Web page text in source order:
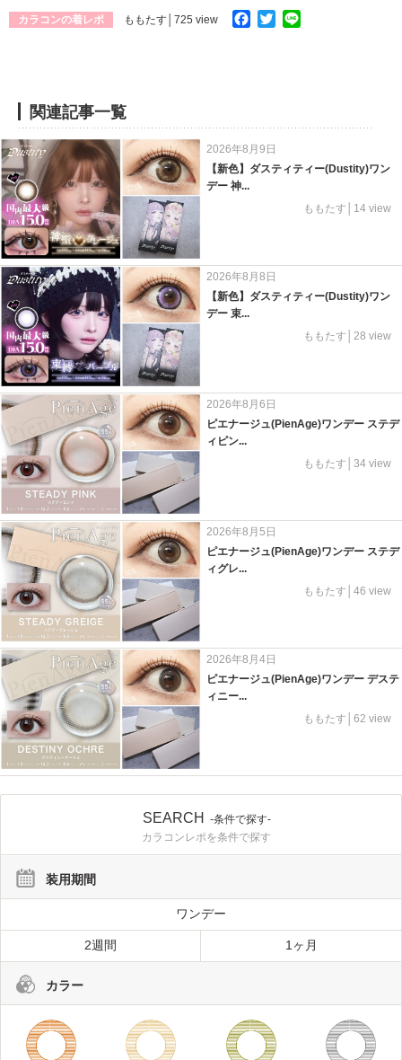
カラコンの着レポ ももたす │725 view Facebook
Twitter
関連記事一覧
2026年8月9日
【新色】ダスティティー(Dustity)ワン
デー 神...
ももたす│14 view
2026年8月8日
【新色】ダスティティー(Dustity)ワン
デー 束...
ももたす│28 view
2026年8月6日
ピエナージュ(PienAge)ワンデー ステデ
ィピン...
ももたす│34 view
2026年8月5日
ピエナージュ(PienAge)ワンデー ステデ
ィグレ...
ももたす│46 view
2026年8月4日
ピエナージュ(PienAge)ワンデー デステ
ィニー...
ももたす│62 view
SEARCH
-条件で探す-
カラコンレポを条件で探す
装用期間
ワンデー
2週間 1ヶ月
カラー